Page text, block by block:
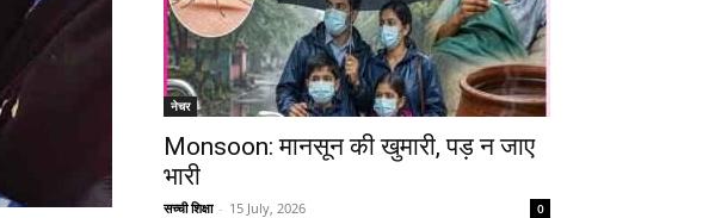
नेचर
Monsoon: मानसून की खुमारी, पड़ न जाए
भारी
सच्ची शिक्षा - 15 July, 2026 0